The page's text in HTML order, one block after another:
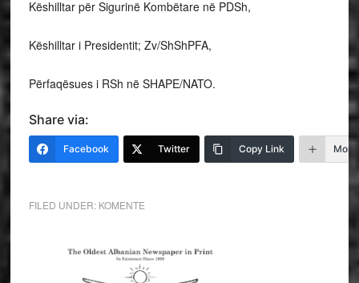
Këshilltar për Sigurinë Kombëtare në PDSh,
Këshilltar i Presidentit; Zv/ShShPFA,
Përfaqësues i RSh në SHAPE/NATO.
Share via:
Facebook Twitter Copy Link More
FILED UNDER: KOMENTE